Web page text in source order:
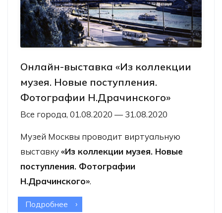
Онлайн-выставка «Из коллекции
музея. Новые поступления.
Фотографии Н.Драчинского»
Все города, 01.08.2020 — 31.08.2020
Музей Москвы проводит виртуальную
выставку«Из коллекции музея. Новые
поступления. Фотографии
Н.Драчинского».
Подробнее о Онлайн-выставка «Из коллекции